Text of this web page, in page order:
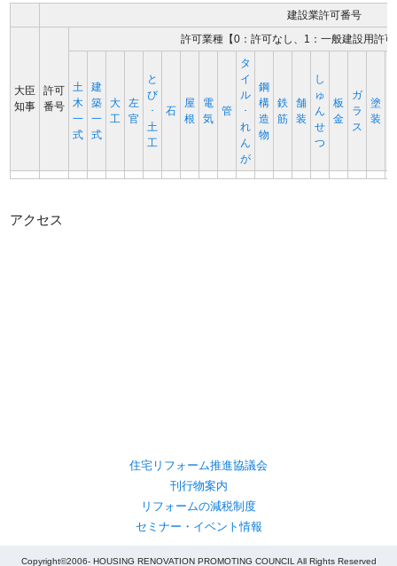
建設業許可番号
大臣
知事
許可
番号
許可業種【0：許可なし、1：一般建設用許
土
木
一
式
建
築
一
式
大
工
左
官
と
び
･
土
工
石
屋
根
電
気
管
タ
イ
ル
･
れ
ん
が
鋼
構
造
物
鉄
筋
舗
装
し
ゅ
ん
せ
つ
板
金
ガ
ラ
ス
塗
装
アクセス
住宅リフォーム推進協議会
刊行物案内
リフォームの減税制度
セミナー・イベント情報
Copyright©2006- HOUSING RENOVATION PROMOTING COUNCIL All Rights Reserved